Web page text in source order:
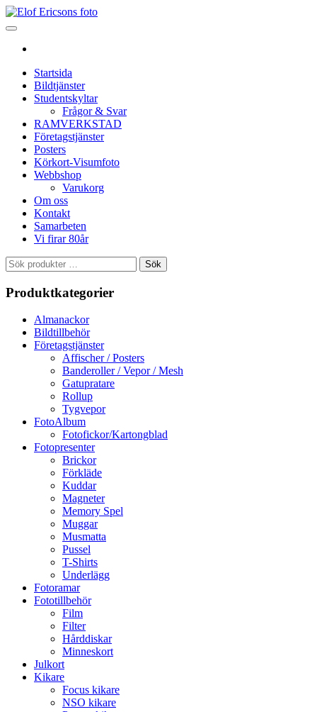
Startsida
Bildtjänster
Studentskyltar
Frågor & Svar
RAMVERKSTAD
Företagstjänster
Posters
Körkort-Visumfoto
Webbshop
Varukorg
Om oss
Kontakt
Samarbeten
Vi firar 80år
Sök
efter:
Sök
Produktkategorier
Almanackor
Bildtillbehör
Företagstjänster
Affischer / Posters
Banderoller / Vepor / Mesh
Gatupratare
Rollup
Tygvepor
FotoAlbum
Fotofickor/Kartongblad
Fotopresenter
Brickor
Förkläde
Kuddar
Magneter
Memory Spel
Muggar
Musmatta
Pussel
T-Shirts
Underlägg
Fotoramar
Fototillbehör
Film
Filter
Hårddiskar
Minneskort
Julkort
Kikare
Focus kikare
NSO kikare